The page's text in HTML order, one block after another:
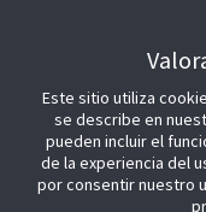
COLABORE CON
ÚNETE A NOSOTROS
Este sitio utiliza
se describe en
pueden incluir el
de la experiencia del
por consentir nuestro